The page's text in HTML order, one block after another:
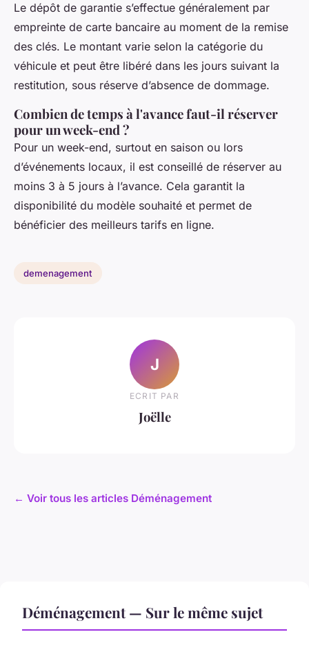
Le dépôt de garantie s’effectue généralement par
empreinte de carte bancaire au moment de la remise
des clés. Le montant varie selon la catégorie du
véhicule et peut être libéré dans les jours suivant la
restitution, sous réserve d’absence de dommage.
Combien de temps à l'avance faut-il réserver
pour un week-end ?
Pour un week-end, surtout en saison ou lors
d’événements locaux, il est conseillé de réserver au
moins 3 à 5 jours à l’avance. Cela garantit la
disponibilité du modèle souhaité et permet de
bénéficier des meilleurs tarifs en ligne.
demenagement
J
ECRIT PAR
Joëlle
← Voir tous les articles Déménagement
Déménagement — Sur le même sujet